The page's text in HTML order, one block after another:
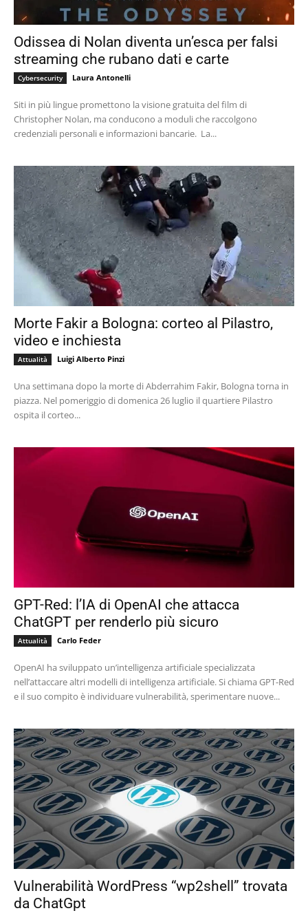
Odissea di Nolan diventa un’esca per falsi
streaming che rubano dati e carte
Cybersecurity Laura Antonelli
Siti in più lingue promettono la visione gratuita del film di
Christopher Nolan, ma conducono a moduli che raccolgono
credenziali personali e informazioni bancarie. La...
Morte Fakir a Bologna: corteo al Pilastro,
video e inchiesta
Attualità Luigi Alberto Pinzi
Una settimana dopo la morte di Abderrahim Fakir, Bologna torna in
piazza. Nel pomeriggio di domenica 26 luglio il quartiere Pilastro
ospita il corteo...
GPT-Red: l’IA di OpenAI che attacca
ChatGPT per renderlo più sicuro
Attualità Carlo Feder
OpenAI ha sviluppato un’intelligenza artificiale specializzata
nell’attaccare altri modelli di intelligenza artificiale. Si chiama GPT-Red
e il suo compito è individuare vulnerabilità, sperimentare nuove...
Vulnerabilità WordPress “wp2shell” trovata
da ChatGpt